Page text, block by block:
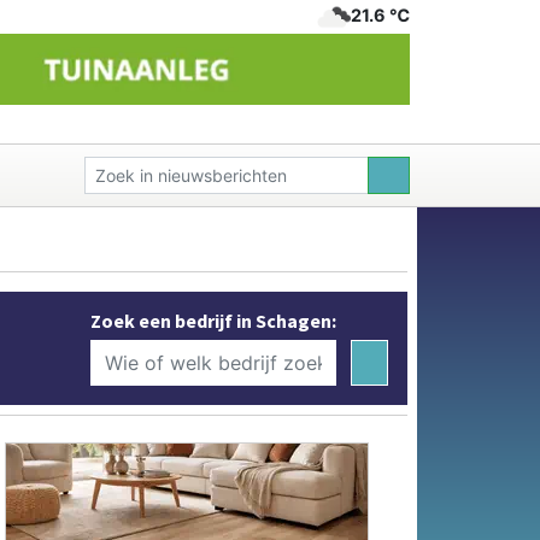
21.6 ℃
Zoek een bedrijf in Schagen: